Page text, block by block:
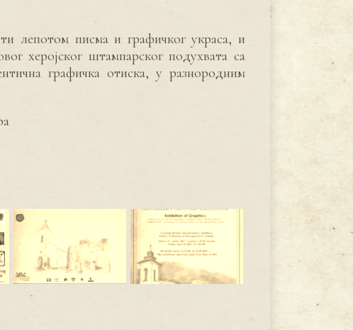
лепотом писма и графичког украса, и
херојског штампарског подухвата са
графичка отиска, у разнородним